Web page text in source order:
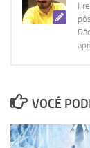
VOCÊ